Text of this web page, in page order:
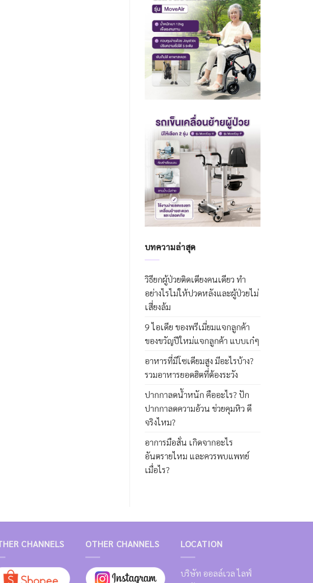
บทความล่าสุด
วิธียกผู้ป่วยติดเตียงคนเดียว ทำ
อย่างไรไม่ให้ปวดหลังและผู้ป่วยไม่
เสี่ยงล้ม
9 ไอเดีย ของพรีเมี่ยมแจกลูกค้า
ของขวัญปีใหม่แจกลูกค้า แบบเก๋ๆ
อาหารที่มีโซเดียมสูง มีอะไรบ้าง?
รวมอาหารยอดฮิตที่ต้องระวัง
ปากกาลดน้ำหนัก คืออะไร? ปัก
ปากกาลดความอ้วน ช่วยคุมหิว ดี
จริงไหม?
อาการมือสั่น เกิดจากอะไร
อันตรายไหม และควรพบแพทย์
เมื่อไร?
CHANNELS OTHER CHANNELS LOCATION
บริษัท ออลล์เวล ไลฟ์